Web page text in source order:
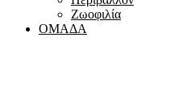
Ζωοφιλία
ΟΜΑΔΑ